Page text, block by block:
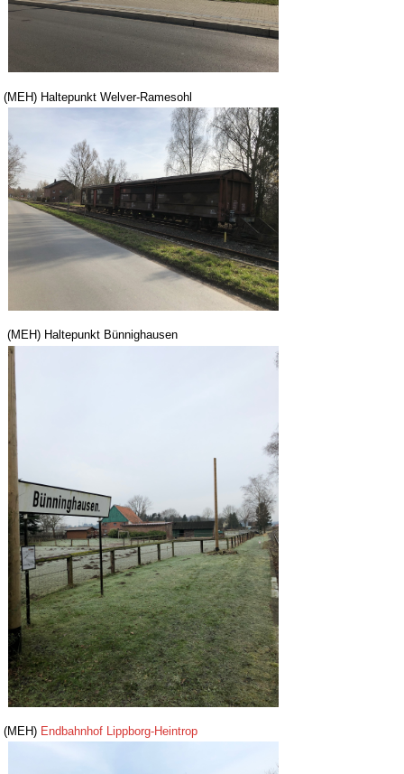
(MEH) Haltepunkt Welver-Ramesohl
(MEH) Haltepunkt Bünnighausen
(MEH) Endbahnhof Lippborg-Heintrop